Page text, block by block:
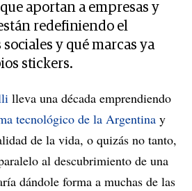
aportan a empresas y
redefiniendo el
y qué marcas ya
stickers.
lleva una década emprendiendo
tecnológico de la Argentina y
de la vida, o quizás no tanto,
al descubrimiento de una
dándole forma a muchas de las